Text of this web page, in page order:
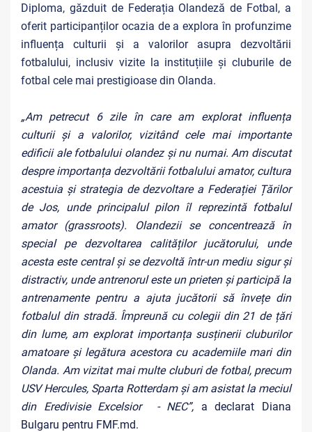
Diploma, găzduit de Federația Olandeză de Fotbal, a
oferit participanților ocazia de a explora în profunzime
influența culturii și a valorilor asupra dezvoltării
fotbalului, inclusiv vizite la instituțiile și cluburile de
fotbal cele mai prestigioase din Olanda.
„Am petrecut 6 zile în care am explorat influența
culturii și a valorilor, vizitând cele mai importante
edificii ale fotbalului olandez și nu numai. Am discutat
despre importanța dezvoltării fotbalului amator, cultura
acestuia și strategia de dezvoltare a Federației Țărilor
de Jos, unde principalul pilon îl reprezintă fotbalul
amator (grassroots). Olandezii se concentrează în
special pe dezvoltarea calităților jucătorului, unde
acesta este central și se dezvoltă într-un mediu sigur și
distractiv, unde antrenorul este un prieten și participă la
antrenamente pentru a ajuta jucătorii să învețe din
fotbalul din stradă. Împreună cu colegii din 21 de țări
din lume, am explorat importanța susținerii cluburilor
amatoare și legătura acestora cu academiile mari din
Olanda. Am vizitat mai multe cluburi de fotbal, precum
USV Hercules, Sparta Rotterdam și am asistat la meciul
din Eredivisie Excelsior - NEC”, a declarat Diana
Bulgaru pentru FMF.md.